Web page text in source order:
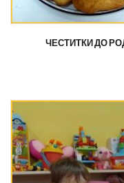
ЧЕСТИТКИ ДО